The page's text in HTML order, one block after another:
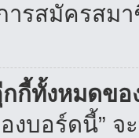
ารสมัครสม
กี้ทั้งหมดขอ
บอร์ดนี้” จ